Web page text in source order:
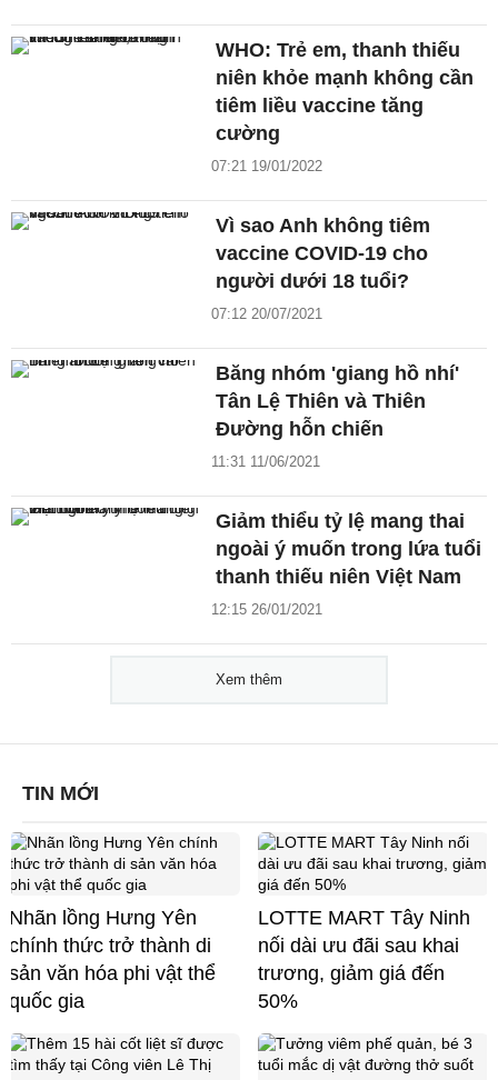
WHO: Trẻ em, thanh thiếu
niên khỏe mạnh không cần
tiêm liều vaccine tăng
cường
07:21 19/01/2022
Vì sao Anh không tiêm
vaccine COVID-19 cho
người dưới 18 tuổi?
07:12 20/07/2021
Băng nhóm 'giang hồ nhí'
Tân Lệ Thiên và Thiên
Đường hỗn chiến
11:31 11/06/2021
Giảm thiểu tỷ lệ mang thai
ngoài ý muốn trong lứa tuổi
thanh thiếu niên Việt Nam
12:15 26/01/2021
Xem thêm
TIN MỚI
Nhãn lồng Hưng Yên
chính thức trở thành di
sản văn hóa phi vật thể
quốc gia
LOTTE MART Tây Ninh
nối dài ưu đãi sau khai
trương, giảm giá đến
50%